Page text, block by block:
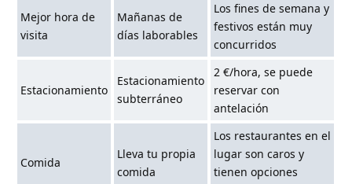
Mejor hora de
visita
Mañanas de
días laborables
Los fines de semana y
festivos están muy
concurridos
Estacionamiento
Estacionamiento
subterráneo
2 €/hora, se puede
reservar con
antelación
Comida
Lleva tu propia
comida
Los restaurantes en el
lugar son caros y
tienen opciones